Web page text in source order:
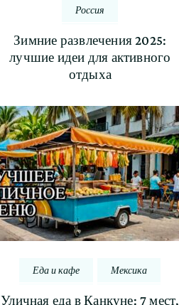
Россия
Зимние развлечения 2025:
лучшие идеи для активного
отдыха
Еда и кафе Мексика
Уличная еда в Канкуне: 7 мест,